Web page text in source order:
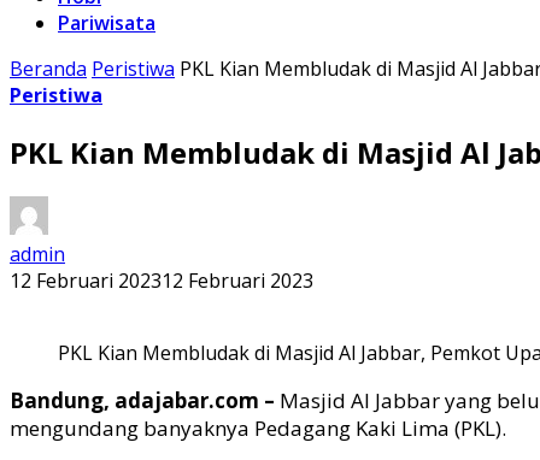
Pariwisata
Beranda Peristiwa PKL Kian Membludak di Masjid Al
Peristiwa
PKL Kian Membludak di Masjid Al
admin
12 Februari 202312 Februari 2023
PKL Kian Membludak di Masjid Al Jabbar, Pemkot
Bandung, adajabar.com – Masjid Al Jabbar yang
mengundang banyaknya Pedagang Kaki Lima (PKL).